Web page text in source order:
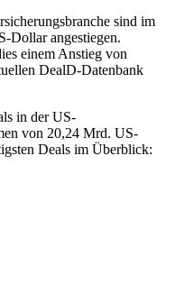
sind im
Dollar angestiegen.
einem Anstieg von
DealD-Datenbank
in der US-
von 20,24 Mrd. US-
Deals im Überblick: